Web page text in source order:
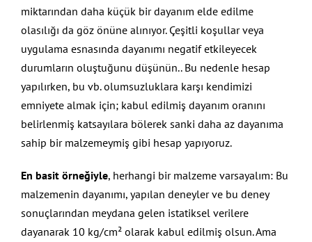
miktarından daha küçük bir dayanım elde edilme
olasılığı da göz önüne alınıyor. Çeşitli koşullar veya
uygulama esnasında dayanımı negatif etkileyecek
durumların oluştuğunu düşünün.. Bu nedenle hesap
yapılırken, bu vb. olumsuzluklara karşı kendimizi
emniyete almak için; kabul edilmiş dayanım oranını
belirlenmiş katsayılara bölerek sanki daha az dayanıma
sahip bir malzemeymiş gibi hesap yapıyoruz.
En basit örneğiyle, herhangi bir malzeme varsayalım: Bu
malzemenin dayanımı, yapılan deneyler ve bu deney
sonuçlarından meydana gelen istatiksel verilere
dayanarak 10 kg/cm² olarak kabul edilmiş olsun. Ama